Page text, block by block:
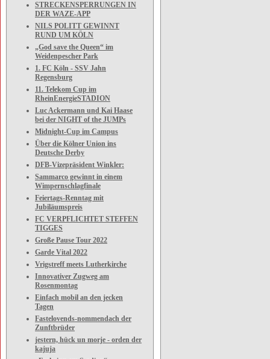
STRECKENSPERRUNGEN IN
DER WAZE-APP
NILS POLITT GEWINNT
RUND UM KÖLN
„God save the Queen“ im
Weidenpescher Park
1. FC Köln - SSV Jahn
Regensburg
11. Telekom Cup im
RheinEnergieSTADION
Luc Ackermann und Kai Haase
bei der NIGHT of the JUMPs
Midnight-Cup im Campus
Über die Kölner Union ins
Deutsche Derby
DFB-Vizepräsident Winkler:
Sammarco gewinnt in einem
Wimpernschlagfinale
Feiertags-Renntag mit
Jubiläumspreis
FC VERPFLICHTET STEFFEN
TIGGES
Große Pause Tour 2022
Garde Vital 2022
Vrigstreff meets Lutherkirche
Innovativer Zugweg am
Rosenmontag
Einfach mobil an den jecken
Tagen
Fastelovends-nommendach der
Zunftbrüder
jestern, hück un morje - orden der
kajuja